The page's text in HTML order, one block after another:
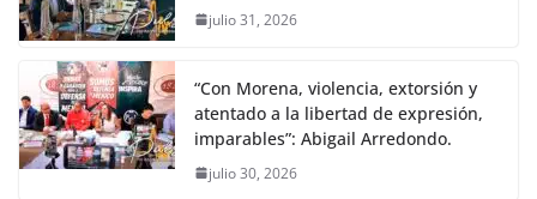
julio 31, 2026
“Con Morena, violencia, extorsión y
atentado a la libertad de expresión,
imparables”: Abigail Arredondo.
julio 30, 2026